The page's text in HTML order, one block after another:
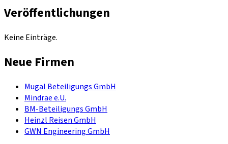
Veröffentlichungen
Keine Einträge.
Neue Firmen
Mugal Beteiligungs GmbH
Mindrae e.U.
BM-Beteiligungs GmbH
Heinzl Reisen GmbH
GWN Engineering GmbH